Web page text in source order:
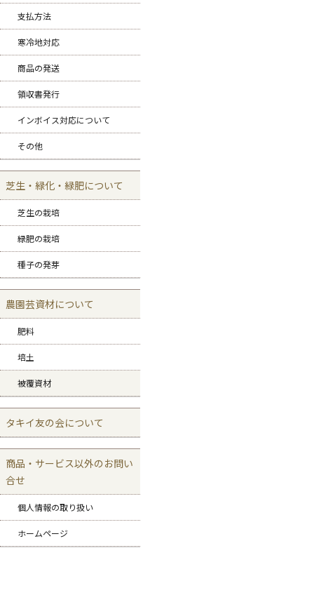
支払方法
寒冷地対応
商品の発送
領収書発行
インボイス対応について
その他
芝生・緑化・緑肥について
芝生の栽培
緑肥の栽培
種子の発芽
農園芸資材について
肥料
培土
被覆資材
タキイ友の会について
商品・サービス以外のお問い
合せ
個人情報の取り扱い
ホームページ